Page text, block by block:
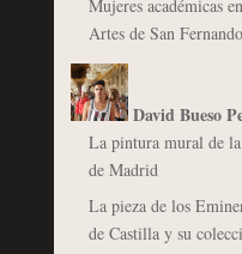
Mujeres académicas
Artes de San Fernando
David Bueso
La pintura mural de la
de Madrid
La pieza de los
de Castilla y su